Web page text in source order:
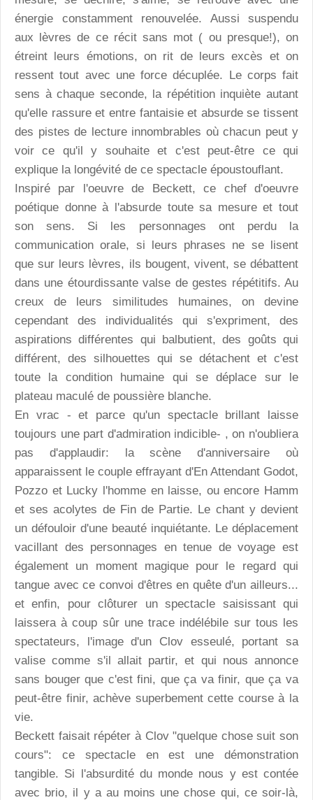
énergie constamment renouvelée. Aussi suspendu
aux lèvres de ce récit sans mot ( ou presque!), on
étreint leurs émotions, on rit de leurs excès et on
ressent tout avec une force décuplée. Le corps fait
sens à chaque seconde, la répétition inquiète autant
qu'elle rassure et entre fantaisie et absurde se tissent
des pistes de lecture innombrables où chacun peut y
voir ce qu'il y souhaite et c'est peut-être ce qui
explique la longévité de ce spectacle époustouflant.
Inspiré par l'oeuvre de Beckett, ce chef d'oeuvre
poétique donne à l'absurde toute sa mesure et tout
son sens. Si les personnages ont perdu la
communication orale, si leurs phrases ne se lisent
que sur leurs lèvres, ils bougent, vivent, se débattent
dans une étourdissante valse de gestes répétitifs. Au
creux de leurs similitudes humaines, on devine
cependant des individualités qui s'expriment, des
aspirations différentes qui balbutient, des goûts qui
différent, des silhouettes qui se détachent et c'est
toute la condition humaine qui se déplace sur le
plateau maculé de poussière blanche.
En vrac - et parce qu'un spectacle brillant laisse
toujours une part d'admiration indicible- , on n'oubliera
pas d'applaudir: la scène d'anniversaire où
apparaissent le couple effrayant d'En Attendant Godot,
Pozzo et Lucky l'homme en laisse, ou encore Hamm
et ses acolytes de Fin de Partie. Le chant y devient
un défouloir d'une beauté inquiétante. Le déplacement
vacillant des personnages en tenue de voyage est
également un moment magique pour le regard qui
tangue avec ce convoi d'êtres en quête d'un ailleurs...
et enfin, pour clôturer un spectacle saisissant qui
laissera à coup sûr une trace indélébile sur tous les
spectateurs, l'image d'un Clov esseulé, portant sa
valise comme s'il allait partir, et qui nous annonce
sans bouger que c'est fini, que ça va finir, que ça va
peut-être finir, achève superbement cette course à la
vie.
Beckett faisait répéter à Clov "quelque chose suit son
cours": ce spectacle en est une démonstration
tangible. Si l'absurdité du monde nous y est contée
avec brio, il y a au moins une chose qui, ce soir-là,